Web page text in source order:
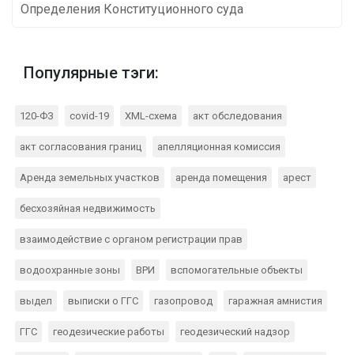
Определения Конституционного суда
Популярные тэги:
120-ФЗ covid-19 XML-схема акт обследования
акт согласования границ апелляционная комиссия
Аренда земельных участков аренда помещения арест
бесхозяйная недвижимость
взаимодействие с органом регистрации прав
водоохранные зоны ВРИ вспомогательные объекты
выдел выписки о ГГС газопровод гаражная амнистия
ГГС геодезические работы геодезический надзор